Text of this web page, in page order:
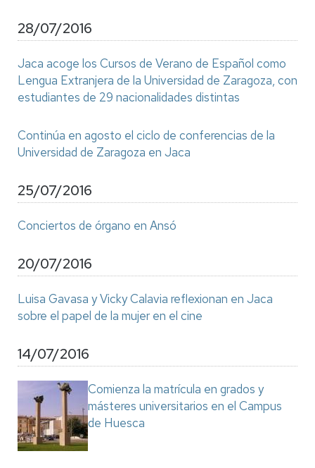
28/07/2016
Jaca acoge los Cursos de Verano de Español como
Lengua Extranjera de la Universidad de Zaragoza, con
estudiantes de 29 nacionalidades distintas
Continúa en agosto el ciclo de conferencias de la
Universidad de Zaragoza en Jaca
25/07/2016
Conciertos de órgano en Ansó
20/07/2016
Luisa Gavasa y Vicky Calavia reflexionan en Jaca
sobre el papel de la mujer en el cine
14/07/2016
Comienza la matrícula en grados y
másteres universitarios en el Campus
de Huesca